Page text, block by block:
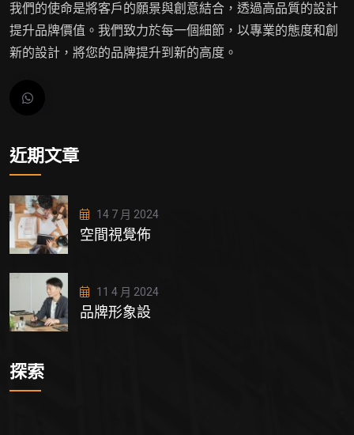
我們的使命是將客戶的願景與創意結合，透過高品質的設計
提升品牌價值。我們致力於每一個細節，以專業的態度和創
新的設計，將您的品牌提升到新的高度。
近期文章
14 7 月 2024
空間視覺佈
11 4 月 2024
品牌形象設
探索